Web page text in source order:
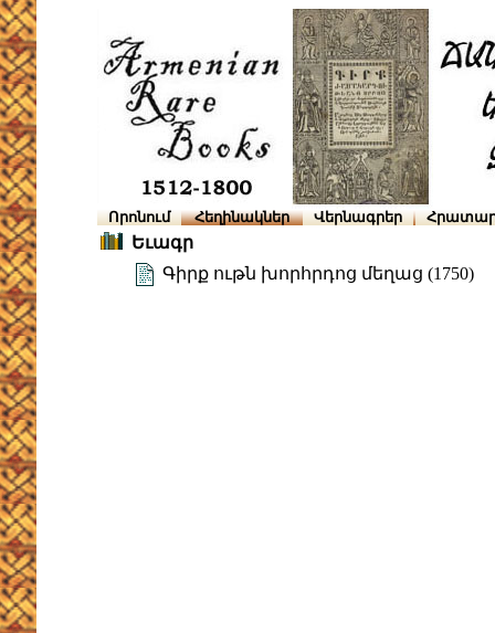
Որոնում Հեղինակներ Վերնագրեր
Եւագր
Գիրք ութն խորհրդոց մեղաց (1750)